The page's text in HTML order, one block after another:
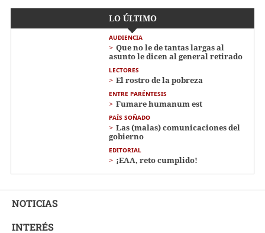
LO ÚLTIMO
AUDIENCIA
Que no le de tantas largas al
asunto le dicen al general retirado
LECTORES
El rostro de la pobreza
ENTRE PARÉNTESIS
Fumare humanum est
PAÍS SOÑADO
Las (malas) comunicaciones del
gobierno
EDITORIAL
¡EAA, reto cumplido!
NOTICIAS
INTERÉS